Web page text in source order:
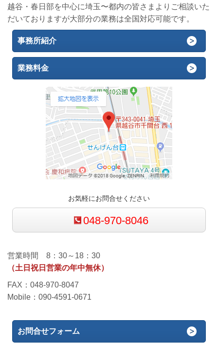
越谷・春日部を中心に埼玉〜都内の皆さまよりご相談いた
だいておりますが大部分の業務は全国対応可能です。
事務所紹介
業務料金
お気軽にお問合せください
048-970-8046
営業時間 8：30～18：30
（土日祝日営業の年中無休）
FAX：048-970-8047
Mobile：090-4591-0671
お問合せフォーム